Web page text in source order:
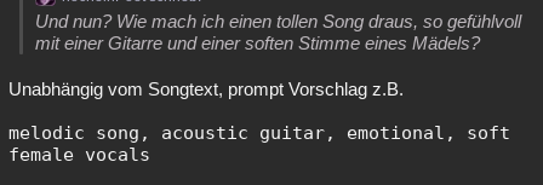
Und nun? Wie mach ich einen tollen Song draus, so gefühlvoll
mit einer Gitarre und einer soften Stimme eines Mädels?
Unabhängig vom Songtext, prompt Vorschlag z.B.
melodic song, acoustic guitar, emotional, soft
female vocals